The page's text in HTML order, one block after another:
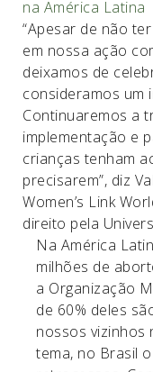
na América Latina
“Apesar de não
em nossa ação
deixamos de
consideramos um
Continuaremos a
implementação e
crianças tenham
precisarem”, diz
Women’s Link
direito pela
Na América
milhões de
a Organização
de 60% deles
nossos vizinhos
tema, no Brasil